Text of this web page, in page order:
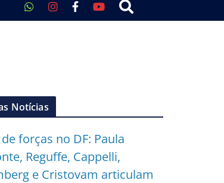
Notícias
forças no DF: Paula
Reguffe, Cappelli,
e Cristovam articulam